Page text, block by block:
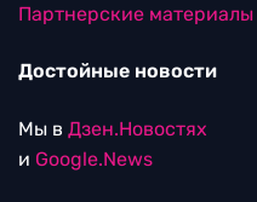
Партнерские материалы
Достойные новости
Мы в Дзен.Новостях
и Google.News